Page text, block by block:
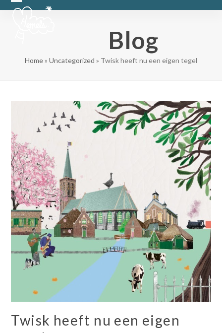
Skip
Open
Close
Blog
Home» Uncategorized » Twisk heeft nu een eigen tegel
Twisk heeft nu een eigen